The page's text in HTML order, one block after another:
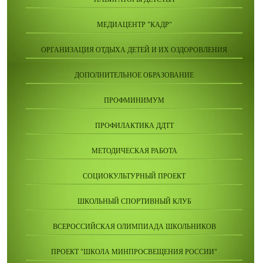
МЕДИАЦЕНТР "КАДР"
ОРГАНИЗАЦИЯ ОТДЫХА ДЕТЕЙ И ИХ ОЗДОРОВЛЕНИЯ
ДОПОЛНИТЕЛЬНОЕ ОБРАЗОВАНИЕ
ПРОФМИНИМУМ
ПРОФИЛАКТИКА ДДТТ
МЕТОДИЧЕСКАЯ РАБОТА
СОЦИОКУЛЬТУРНЫЙ ПРОЕКТ
ШКОЛЬНЫЙ СПОРТИВНЫЙ КЛУБ
ВСЕРОССИЙСКАЯ ОЛИМПИАДА ШКОЛЬНИКОВ
ПРОЕКТ "ШКОЛА МИНПРОСВЕЩЕНИЯ РОССИИ"